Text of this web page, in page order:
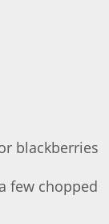
blackberries
few chopped